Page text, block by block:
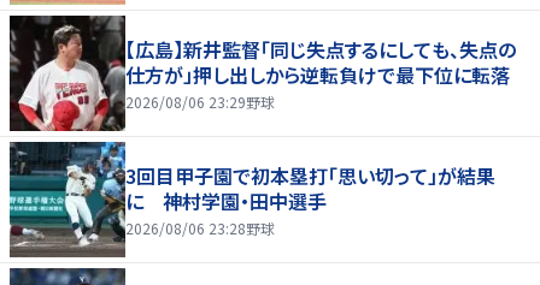
【広島】新井監督「同じ失点するにしても、失点の
仕方が」押し出しから逆転負けで最下位に転落
2026/08/06 23:29野球
3回目甲子園で初本塁打「思い切って」が結果
に 神村学園・田中選手
2026/08/06 23:28野球